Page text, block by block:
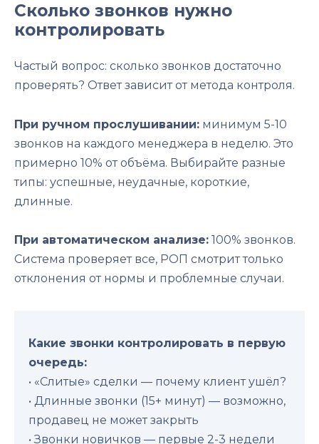
Сколько звонков нужно
контролировать
Частый вопрос: сколько звонков достаточно
проверять? Ответ зависит от метода контроля.
При ручном прослушивании: минимум 5-10
звонков на каждого менеджера в неделю. Это
примерно 10% от объёма. Выбирайте разные
типы: успешные, неудачные, короткие,
длинные.
При автоматическом анализе: 100% звонков.
Система проверяет все, РОП смотрит только
отклонения от нормы и проблемные случаи.
Какие звонки контролировать в первую
очередь:
• «Слитые» сделки — почему клиент ушёл?
• Длинные звонки (15+ минут) — возможно,
продавец не может закрыть
• Звонки новичков — первые 2-3 недели